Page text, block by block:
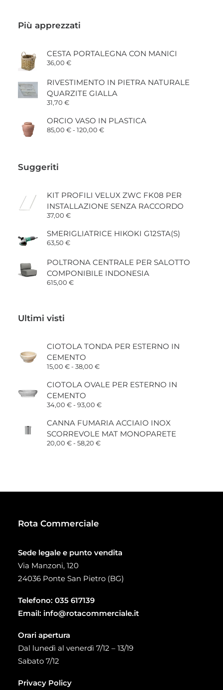
Più apprezzati
CESTA PORTALEGNA CON MANICI
36,00 €
RIVESTIMENTO IN PIETRA NATURALE
QUARZITE GIALLA
31,70 €
ORCIO VASO IN PLASTICA
85,00 €-120,00 €Fascia
Suggeriti
KIT PROFILI VELUX ZWC FK08 PER
INSTALLAZIONE SENZA RACCORDO
37,00 €
SMERIGLIATRICE HIKOKI G12STA(S)
63,50 €
POLTRONA CENTRALE PER SALOTTO
COMPONIBILE INDONESIA
615,00 €
Ultimi visti
CIOTOLA TONDA PER ESTERNO IN
CEMENTO
15,00 €-38,00 €Fascia
prezzo:
da
a
CIOTOLA OVALE PER ESTERNO IN
CEMENTO
34,00 €-93,00 €Fascia
prezzo:
da
34,00 €
CANNA FUMARIA ACCIAIO INOX
SCORREVOLE MAT MONOPARETE
20,00 €-58,20 €Fascia
Rota Commerciale
Sede legale e punto vendita
Via Manzoni, 120
24036 Ponte San Pietro (BG)
Telefono: 035 617139
Email: info@rotacommerciale.it
Orari apertura
Dal lunedì al venerdì 7/12 – 13/19
Sabato 7/12
Privacy Policy